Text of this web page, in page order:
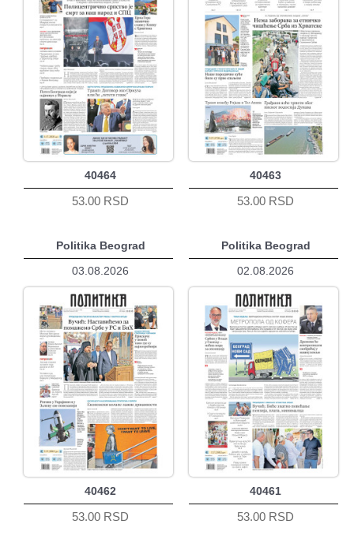
40464
53.00 RSD
40463
53.00 RSD
Politika Beograd
03.08.2026
40462
53.00 RSD
Politika Beograd
02.08.2026
40461
53.00 RSD